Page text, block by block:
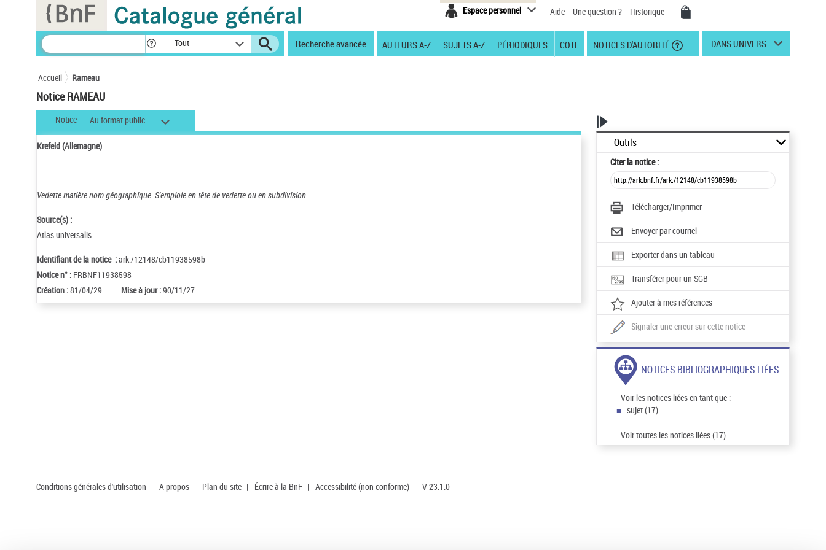
Espace personnel Aide Une question ? Historique
Tout Recherche avancée AUTEURS A-Z SUJETS A-Z PÉRIODIQUES COTE NOTICES D'AUTORITÉ DANS UNIVERS
Accueil Rameau
Notice RAMEAU
Notice Au format public
Krefeld (Allemagne)
Vedette matière nom géographique. S'emploie en tête de vedette ou en subdivision.
Source(s) :
Atlas universalis
Identifiant de la notice :ark:/12148/cb11938598b
Notice n° : FRBNF11938598
Création :81/04/29 Mise à jour :90/11/27
Outils
Citerla notice :
Télécharger/Imprimer
Envoyer par courriel
Exporter dans un tableau
Transférer pour un SGB
Ajouter à mes références
Signaler une erreur sur cette notice
NOTICES BIBLIOGRAPHIQUES LIÉES
Voir les notices liées en tant que :
sujet (17)
Voir toutes les notices liées (17)
Conditions générales d'utilisation | A propos | Plan du site | Écrire à la BnF | Accessibilité (non conforme) | V 23.1.0
Panneau de gestion des cookies